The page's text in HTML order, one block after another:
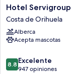
Hotel
Servigroup
La
Zenia
Costa
Orihuela
Hotel Servigroup
Costa de Orihuela
Alberca
Acepta mascotas
8.8
de
8.8 Excelente
947 opiniones